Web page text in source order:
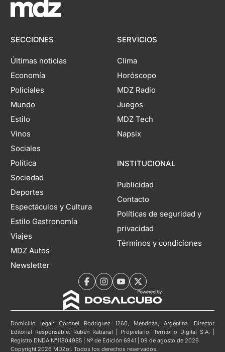
SECCIONES
Últimas noticias
Economía
Policiales
Mundo
Estilo
Vinos
Sociales
Política
Sociedad
Deportes
Espectáculos y Cultura
Estilo Gastronomía
Viajes
MDZ Autos
Newsletter
SERVICIOS
Clima
Horóscopo
MDZ Radio
Juegos
MDZ Tech
Napsix
INSTITUCIONAL
Publicidad
Contacto
Políticas de seguridad y
privacidad
Términos y condiciones
Domicilio legal: Coronel Rodríguez 1260, Mendoza, Argentina. Director
Editorial Responsable: Rubén Rabanal | Propietario: Territorio Digital S.A. |
Registro DNDA N°11804985 | Nº de Edición 6941 | 09 de agosto de 2026
Copyright 2026 MDZol. Todos los derechos reservados.